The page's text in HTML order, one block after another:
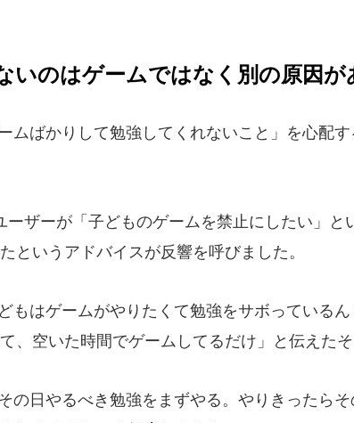
いのはゲームではなく別の原因が
ムばかりして勉強してくれないこと」を心配す
ザーが「子どものゲームを禁止にしたい」と
というアドバイスが反響を呼びました。
もはゲームがやりたくて勉強をサボっている
、空いた時間でゲームしてるだけ」と伝えたそ
の日やるべき勉強をまずやる。やりきったら